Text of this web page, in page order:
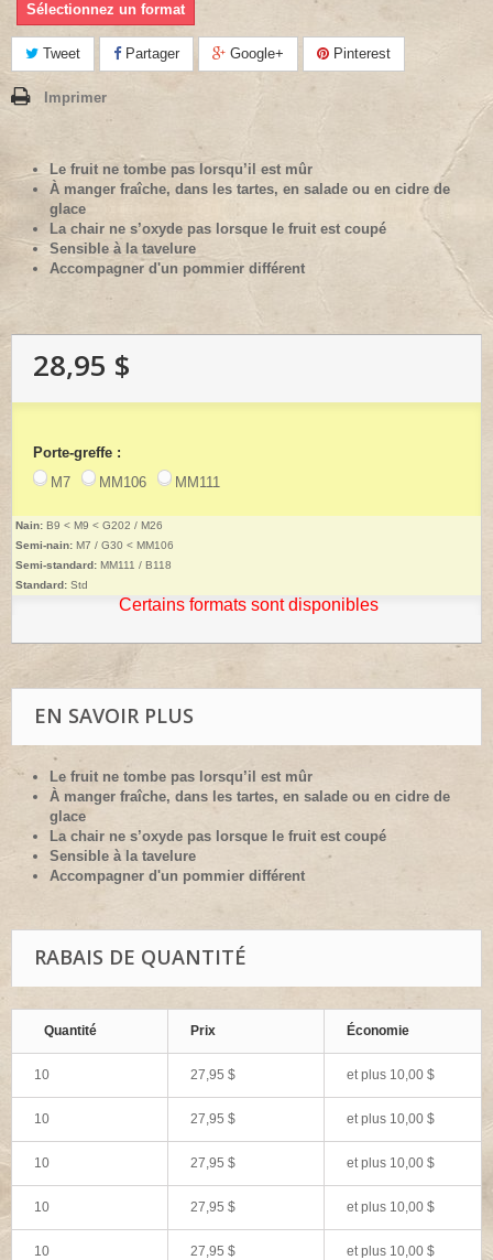
Sélectionnez un format
Tweet Partager Google+ Pinterest
Imprimer
Le fruit ne tombe pas lorsqu’il est mûr
À manger fraîche, dans les tartes, en salade ou en cidre de
glace
La chair ne s’oxyde pas lorsque le fruit est coupé
Sensible à la tavelure
Accompagner d'un pommier différent
28,95 $
Porte-greffe :
M7
MM106 MM111
Nain: B9 < M9 < G202 / M26
Semi-nain: M7 / G30 < MM106
Semi-standard: MM111 / B118
Standard: Std
Certains formats sont disponibles
EN SAVOIR PLUS
Le fruit ne tombe pas lorsqu’il est mûr
À manger fraîche, dans les tartes, en salade ou en cidre de
glace
La chair ne s’oxyde pas lorsque le fruit est coupé
Sensible à la tavelure
Accompagner d'un pommier différent
RABAIS DE QUANTITÉ
Quantité Prix Économie
10 27,95 $ et plus 10,00 $
10 27,95 $ et plus 10,00 $
10 27,95 $ et plus 10,00 $
10 27,95 $ et plus 10,00 $
10 27,95 $ et plus 10,00 $